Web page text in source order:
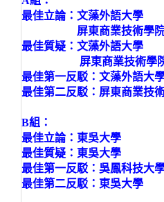
最佳立論：文藻外語
屏東商業技術學
最佳質疑：文藻外語
屏東商業技術學
最佳第一反駁：文藻外
最佳第二反駁：屏東商業技
B組：
最佳立論：東吳大
最佳質疑：東吳大
最佳第一反駁：吳鳳科
最佳第二反駁：東吳